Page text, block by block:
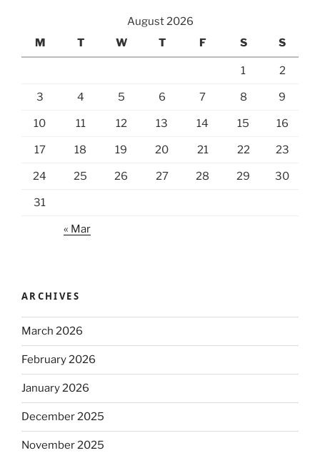
August 2026
M
T W T F S S
1 2
3 4 5 6 7 8 9
10 11 12 13 14 15 16
17 18 19 20 21 22 23
24 25 26 27 28 29 30
31
« Mar
ARCHIVES
March 2026
February 2026
January 2026
December 2025
November 2025